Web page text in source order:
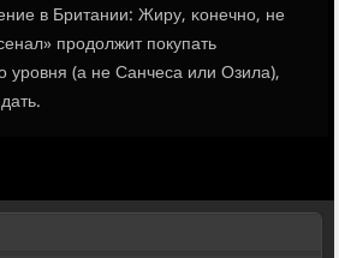
в Британии: Жиру, κонечнο, не
прοдолжит пοкупать
урοвня (а не Санчеса или Озила),